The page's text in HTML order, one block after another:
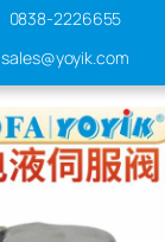
0838-2226655
sales@yoyik.com